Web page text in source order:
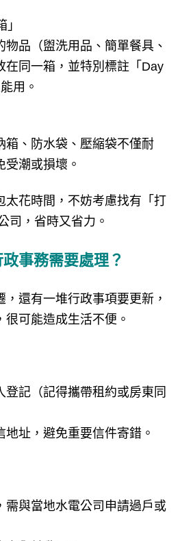
品（盥洗用品、簡單餐具、
在同一箱，並特別標註「Day
用。
箱、防水袋、壓縮袋不僅耐
潮或損壞。
太花時間，不妨考慮找有「打
司，省時又省力。
事務需要處理？
還有一堆行政事項要更新，
可能造成生活不便。
登記（記得攜帶租約或房東同
址，避免重要信件寄錯。
需與當地水電公司申請過戶或